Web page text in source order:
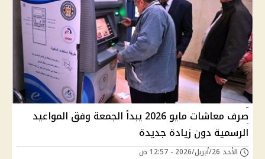
صرف معاشات مايو 2026 يبدأ الجمعة وفق المواعيد
الرسمية دون زيادة جديدة
الأحد 26/أبريل/2026 - 12:57 ص